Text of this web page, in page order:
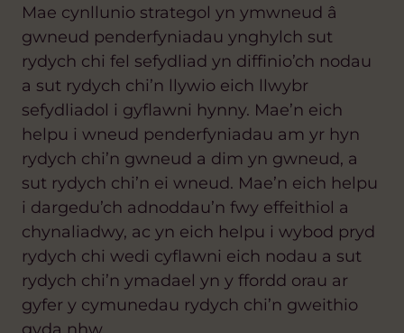
Mae cynllunio strategol yn ymwneud â
gwneud penderfyniadau ynghylch sut
rydych chi fel sefydliad yn diffinio’ch nodau
a sut rydych chi’n llywio eich llwybr
sefydliadol i gyflawni hynny. Mae’n eich
helpu i wneud penderfyniadau am yr hyn
rydych chi’n gwneud a dim yn gwneud, a
sut rydych chi’n ei wneud. Mae’n eich helpu
i dargedu’ch adnoddau’n fwy effeithiol a
chynaliadwy, ac yn eich helpu i wybod pryd
rydych chi wedi cyflawni eich nodau a sut
rydych chi’n ymadael yn y ffordd orau ar
gyfer y cymunedau rydych chi’n gweithio